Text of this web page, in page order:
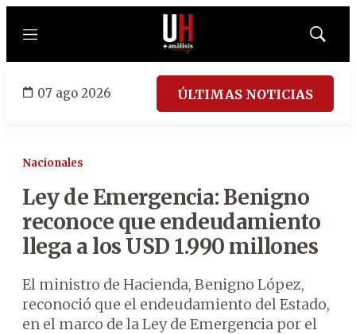
Menú
Mostrar
07 ago 2026 ÚLTIMAS NOTICIAS
Nacionales
Ley de Emergencia: Benigno
reconoce que endeudamiento
llega a los USD 1.990 millones
El ministro de Hacienda, Benigno López,
reconoció que el endeudamiento del Estado,
en el marco de la Ley de Emergencia por el